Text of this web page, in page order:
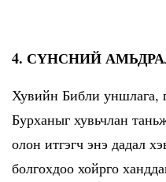
4. СҮНСНИЙ
Хувийн Библи уншлага,
Бурханыг хувьчлан
олон итгэгч энэ дадал
болгохдоо хойрго